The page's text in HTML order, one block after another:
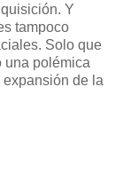
Y
tampoco
Solo que
una polémica
de la